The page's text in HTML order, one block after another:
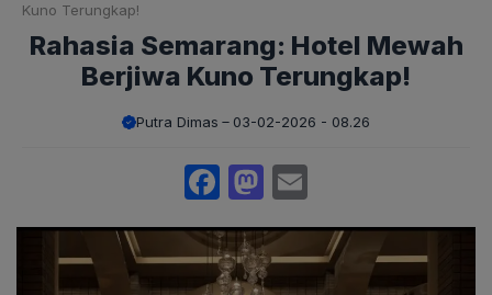
Kuno Terungkap!
Rahasia Semarang: Hotel Mewah
Berjiwa Kuno Terungkap!
Putra Dimas 03-02-2026 - 08.26
Facebook
Mastodon